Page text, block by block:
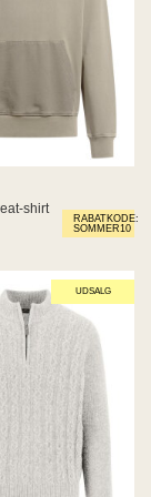
RABATKODE:
SOMMER10
shirt
DKK 650
UDSALG